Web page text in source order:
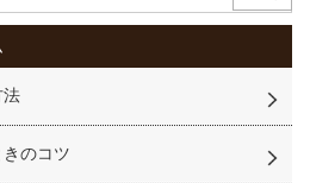
法
のコツ